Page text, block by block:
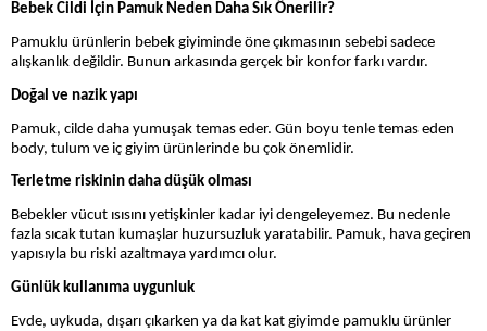
Bebek Cildi İçin Pamuk Neden Daha Sık Önerilir?
Pamuklu ürünlerin bebek giyiminde öne çıkmasının sebebi sadece
alışkanlık değildir. Bunun arkasında gerçek bir konfor farkı vardır.
Doğal ve nazik yapı
Pamuk, cilde daha yumuşak temas eder. Gün boyu tenle temas eden
body, tulum ve iç giyim ürünlerinde bu çok önemlidir.
Terletme riskinin daha düşük olması
Bebekler vücut ısısını yetişkinler kadar iyi dengeleyemez. Bu nedenle
fazla sıcak tutan kumaşlar huzursuzluk yaratabilir. Pamuk, hava geçiren
yapısıyla bu riski azaltmaya yardımcı olur.
Günlük kullanıma uygunluk
Evde, uykuda, dışarı çıkarken ya da kat kat giyimde pamuklu ürünler